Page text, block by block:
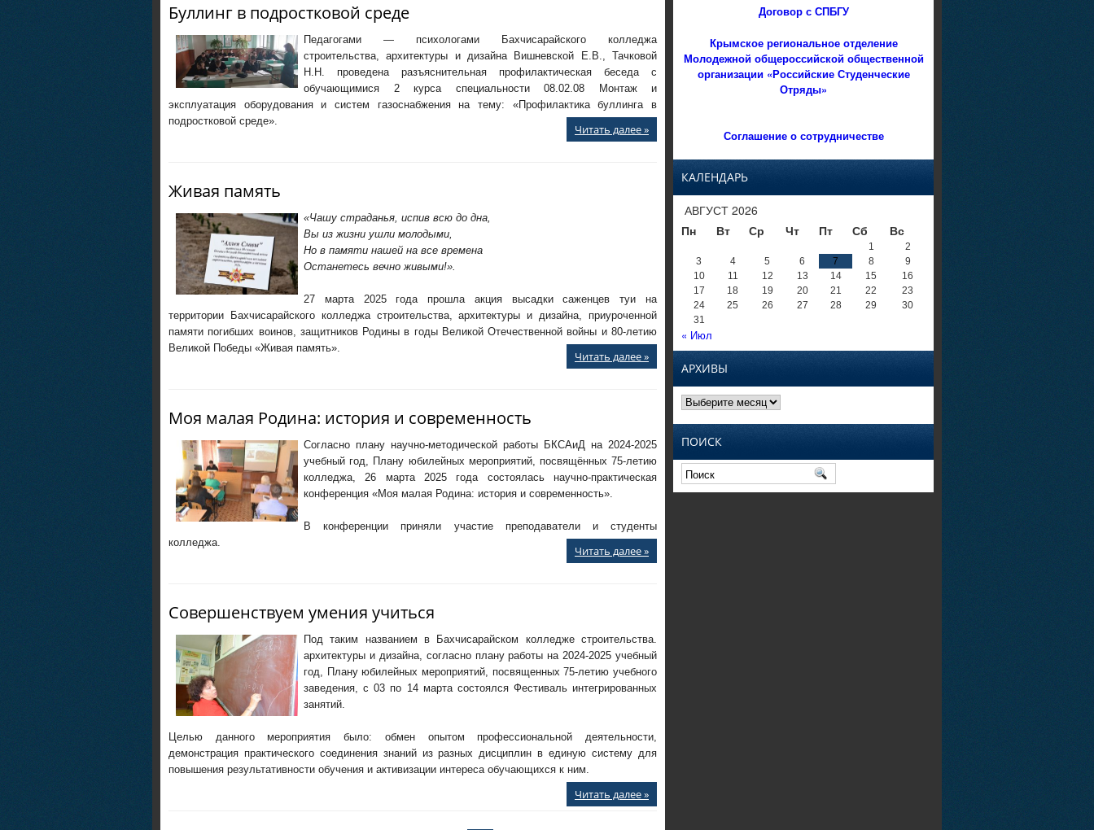
Буллинг в подростковой среде
Педагогами — психологами Бахчисарайского колледжа
строительства, архитектуры и дизайна Вишневской Е.В., Тачковой
Н.Н. проведена разъяснительная профилактическая беседа с
обучающимися 2 курса специальности 08.02.08 Монтаж и
эксплуатация оборудования и систем газоснабжения на тему: «Профилактика буллинга в
подростковой среде».
Читать далее »
Живая память
«Чашу страданья, испив всю до дна,
Вы из жизни ушли молодыми,
Но в памяти нашей на все времена
Останетесь вечно живыми!».
27 марта 2025 года прошла акция высадки саженцев туи на
территории Бахчисарайского колледжа строительства, архитектуры и дизайна, приуроченной
памяти погибших воинов, защитников Родины в годы Великой Отечественной войны и 80-летию
Великой Победы «Живая память».
Читать далее »
Моя малая Родина: история и современность
Согласно плану научно-методической работы БКСАиД на 2024-2025
учебный год, Плану юбилейных мероприятий, посвящённых 75-летию
колледжа, 26 марта 2025 года состоялась научно-практическая
конференция «Моя малая Родина: история и современность».
В конференции приняли участие преподаватели и студенты
колледжа.
Читать далее »
Совершенствуем умения учиться
Под таким названием в Бахчисарайском колледже строительства.
архитектуры и дизайна, согласно плану работы на 2024-2025 учебный
год, Плану юбилейных мероприятий, посвященных 75-летию учебного
заведения, с 03 по 14 марта состоялся Фестиваль интегрированных
занятий.
Целью данного мероприятия было: обмен опытом профессиональной деятельности,
демонстрация практического соединения знаний из разных дисциплин в единую систему для
повышения результативности обучения и активизации интереса обучающихся к ним.
Читать далее »
Договор с СПБГУ
Крымское региональное отделение
Молодежной общероссийской общественной
организации «Российские Студенческие
Отряды»
Соглашение о сотрудничестве
КАЛЕНДАРЬ
АВГУСТ 2026
Пн
Вт Ср Чт Пт Сб Вс
1
2
3
4 5 6 7 8
9
10
11 12 13 14 15
16
17
18 19 20 21 22
23
24
25 26 27 28 29
30
31
« Июл
АРХИВЫ
Архивы
ПОИСК